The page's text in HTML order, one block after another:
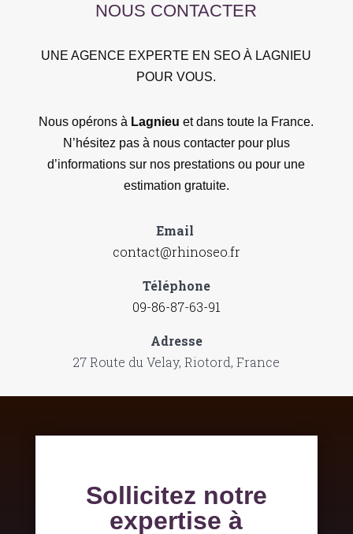
NOUS CONTACTER
UNE AGENCE EXPERTE EN SEO À LAGNIEU
POUR VOUS.
Nous opérons à Lagnieu et dans toute la France.
N’hésitez pas à nous contacter pour plus
d’informations sur nos prestations ou pour une
estimation gratuite.
Email
contact@rhinoseo.fr
Téléphone
09-86-87-63-91
Adresse
27 Route du Velay, Riotord, France
Sollicitez notre
expertise à